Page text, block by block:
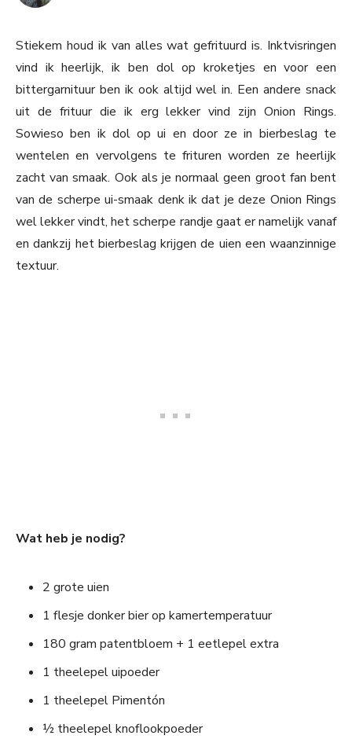
Stiekem houd ik van alles wat gefrituurd is. Inktvisringen
vind ik heerlijk, ik ben dol op kroketjes en voor een
bittergarnituur ben ik ook altijd wel in. Een andere snack
uit de frituur die ik erg lekker vind zijn Onion Rings.
Sowieso ben ik dol op ui en door ze in bierbeslag te
wentelen en vervolgens te frituren worden ze heerlijk
zacht van smaak. Ook als je normaal geen groot fan bent
van de scherpe ui-smaak denk ik dat je deze Onion Rings
wel lekker vindt, het scherpe randje gaat er namelijk vanaf
en dankzij het bierbeslag krijgen de uien een waanzinnige
textuur.
Wat heb je nodig?
2 grote uien
1 flesje donker bier op kamertemperatuur
180 gram patentbloem + 1 eetlepel extra
1 theelepel uipoeder
1 theelepel Pimentón
½ theelepel knoflookpoeder